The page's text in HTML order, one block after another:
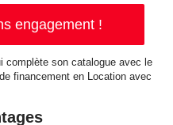
engagement !
complète son catalogue avec le
financement en Location avec